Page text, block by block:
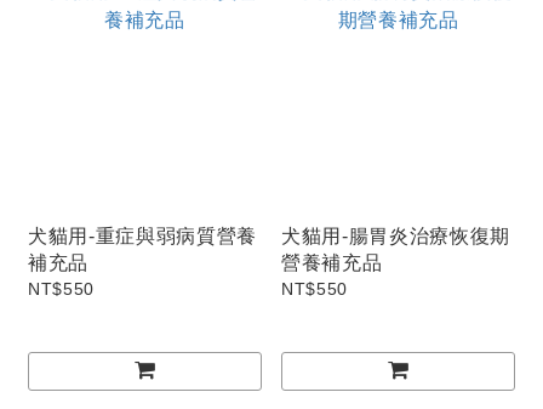
犬貓用-重症與弱病質營養
補充品
NT$550
犬貓用-腸胃炎治療恢復期
營養補充品
NT$550